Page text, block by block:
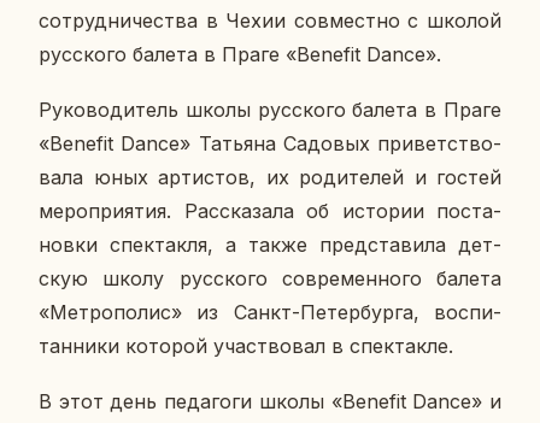
со­труд­ни­че­ства в Чехии сов­мест­но с школой
рус­ско­го балета в Праге «Benefit Dance».
Ру­ко­во­ди­тель школы рус­ско­го балета в Праге
«Benefit Dance» Та­тья­на Са­до­вых при­вет­ство­
ва­ла юных ар­ти­стов, их ро­ди­те­лей и гостей
ме­ро­при­я­тия. Рас­ска­за­ла об ис­то­рии по­ста­
нов­ки спек­так­ля, а также пред­ста­ви­ла дет­
скую школу рус­ско­го со­вре­мен­но­го балета
«Мет­ро­по­лис» из Санкт-Пе­тер­бур­га, вос­пи­
тан­ни­ки ко­то­рой участ­во­вал в спек­так­ле.
В этот день пе­да­го­ги школы «Benefit Dance» и